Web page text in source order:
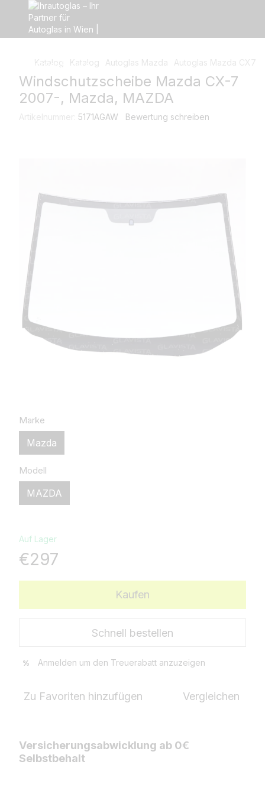
Katalog Katalog Autoglas Mazda Autoglas Mazda CX7
Windschutzscheibe Mazda CX-7
2007-, Mazda, MAZDA
Artikelnummer: 5171AGAW Bewertung schreiben
Marke
Mazda
Modell
MAZDA
Auf Lager
€297
Kaufen
Schnell bestellen
% Anmelden um den Treuerabatt anzuzeigen
Zu Favoriten hinzufügen Vergleichen
Versicherungsabwicklung ab 0€
Selbstbehalt